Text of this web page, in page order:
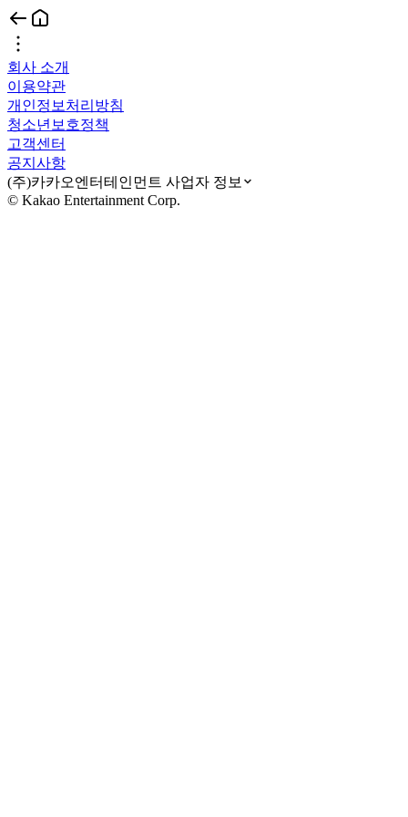
회사 소개
이용약관
개인정보처리방침
청소년보호정책
고객센터
공지사항
(주)카카오엔터테인먼트 사업자 정보
© Kakao Entertainment Corp.